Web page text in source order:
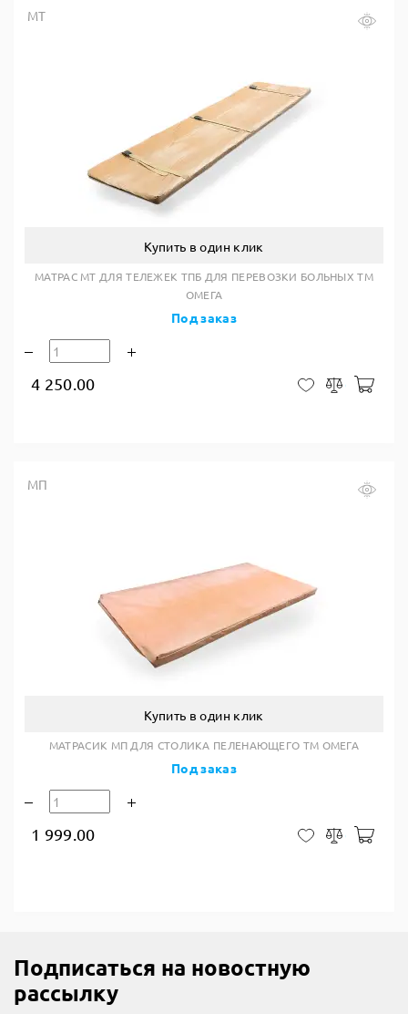
МТ
Купить в один клик
МАТРАС МТ ДЛЯ ТЕЛЕЖЕК ТПБ ДЛЯ ПЕРЕВОЗКИ БОЛЬНЫХ ТМ
ОМЕГА
Под заказ
4 250.00 В закладки
Сравнить
МП
Купить в один клик
МАТРАСИК МП ДЛЯ СТОЛИКА ПЕЛЕНАЮЩЕГО ТМ ОМЕГА
Под заказ
1 999.00 В закладки
Сравнить
Подписаться на новостную
рассылку